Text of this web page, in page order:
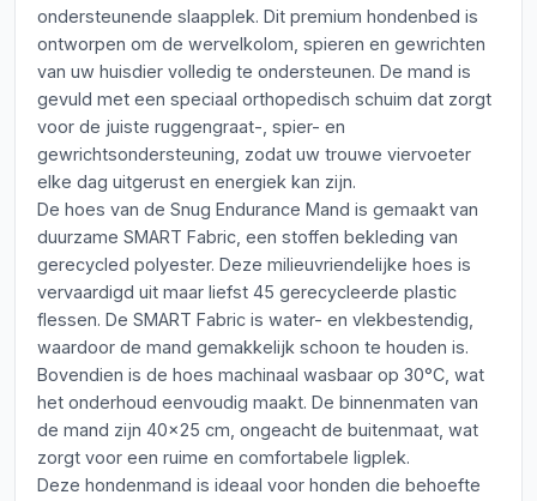
ondersteunende slaapplek. Dit premium hondenbed is
ontworpen om de wervelkolom, spieren en gewrichten
van uw huisdier volledig te ondersteunen. De mand is
gevuld met een speciaal orthopedisch schuim dat zorgt
voor de juiste ruggengraat-, spier- en
gewrichtsondersteuning, zodat uw trouwe viervoeter
elke dag uitgerust en energiek kan zijn.
De hoes van de Snug Endurance Mand is gemaakt van
duurzame SMART Fabric, een stoffen bekleding van
gerecycled polyester. Deze milieuvriendelijke hoes is
vervaardigd uit maar liefst 45 gerecycleerde plastic
flessen. De SMART Fabric is water- en vlekbestendig,
waardoor de mand gemakkelijk schoon te houden is.
Bovendien is de hoes machinaal wasbaar op 30°C, wat
het onderhoud eenvoudig maakt. De binnenmaten van
de mand zijn 40x25 cm, ongeacht de buitenmaat, wat
zorgt voor een ruime en comfortabele ligplek.
Deze hondenmand is ideaal voor honden die behoefte